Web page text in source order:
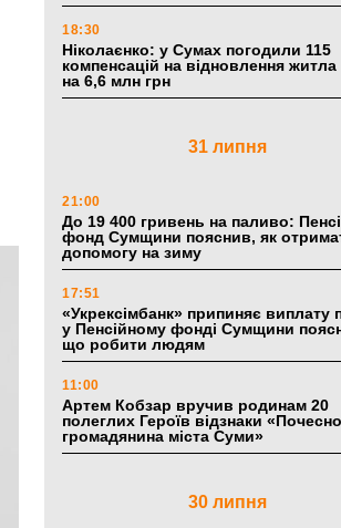
18:30
Ніколаєнко: у Сумах погодили 115
компенсацій на відновлення
на 6,6 млн грн
31 липня
21:00
До 19 400 гривень на паливо:
фонд Сумщини пояснив, як
допомогу на зиму
17:51
«Укрексімбанк» припиняє виплату
у Пенсійному фонді Сумщини
що робити людям
11:00
Артем Кобзар вручив родинам 20
полеглих Героїв відзнаки
громадянина міста Суми»
30 липня